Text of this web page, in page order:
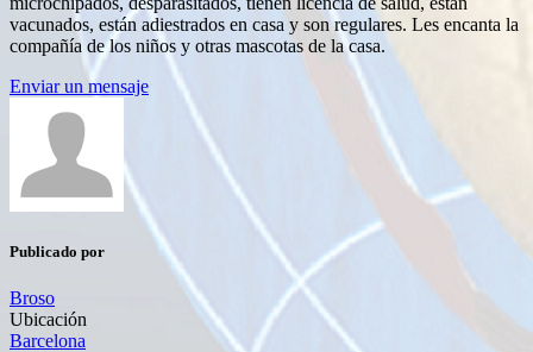
vacunados, están adiestrados en casa y son regulares. Les encanta la
compañía de los niños y otras mascotas de la casa.
Enviar un mensaje
Publicado por
Broso
Ubicación
Barcelona